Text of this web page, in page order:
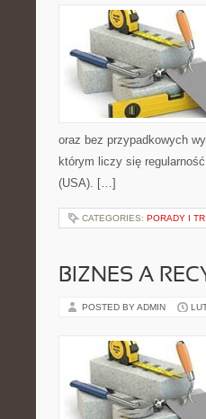
oraz bez przypadkowych
którym liczy się
(USA). […]
CATEGORIES: PORADY I
BIZNES A
POSTED BY ADMIN